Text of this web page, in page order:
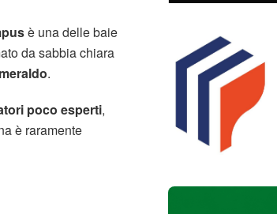
è una delle baie
da sabbia chiara
.
poco esperti,
è raramente